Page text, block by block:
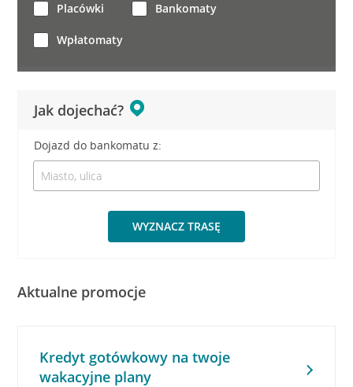
Jak dojechać?
Dojazd do bankomatu z:
WYZNACZ TRASĘ
Placówki Bankomaty
Wpłatomaty
Aktualne promocje
Kredyt gotówkowy na twoje
wakacyjne plany